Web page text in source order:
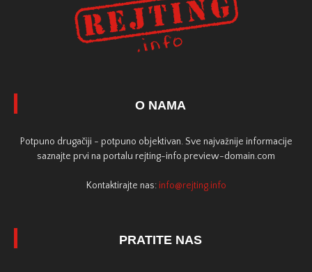
O NAMA
Potpuno drugačiji - potpuno objektivan. Sve najvažnije informacije
saznajte prvi na portalu rejting-info.preview-domain.com
Kontaktirajte nas: info@rejting.info
PRATITE NAS